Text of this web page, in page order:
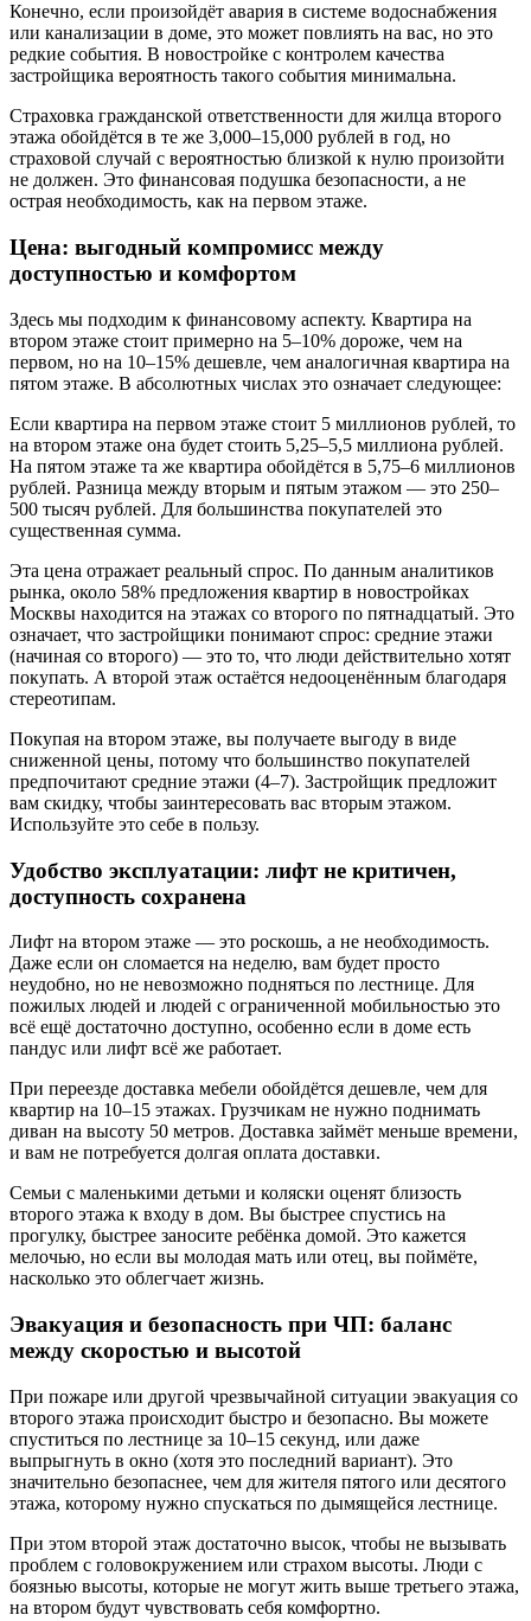
Конечно, если произойдёт авария в системе водоснабжения
или канализации в доме, это может повлиять на вас, но это
редкие события. В новостройке с контролем качества
застройщика вероятность такого события минимальна.
Страховка гражданской ответственности для жилца второго
этажа обойдётся в те же 3,000–15,000 рублей в год, но
страховой случай с вероятностью близкой к нулю произойти
не должен. Это финансовая подушка безопасности, а не
острая необходимость, как на первом этаже.
Цена: выгодный компромисс между
доступностью и комфортом
Здесь мы подходим к финансовому аспекту. Квартира на
втором этаже стоит примерно на 5–10% дороже, чем на
первом, но на 10–15% дешевле, чем аналогичная квартира на
пятом этаже. В абсолютных числах это означает следующее:
Если квартира на первом этаже стоит 5 миллионов рублей, то
на втором этаже она будет стоить 5,25–5,5 миллиона рублей.
На пятом этаже та же квартира обойдётся в 5,75–6 миллионов
рублей. Разница между вторым и пятым этажом — это 250–
500 тысяч рублей. Для большинства покупателей это
существенная сумма.
Эта цена отражает реальный спрос. По данным аналитиков
рынка, около 58% предложения квартир в новостройках
Москвы находится на этажах со второго по пятнадцатый. Это
означает, что застройщики понимают спрос: средние этажи
(начиная со второго) — это то, что люди действительно хотят
покупать. А второй этаж остаётся недооценённым благодаря
стереотипам.
Покупая на втором этаже, вы получаете выгоду в виде
сниженной цены, потому что большинство покупателей
предпочитают средние этажи (4–7). Застройщик предложит
вам скидку, чтобы заинтересовать вас вторым этажом.
Используйте это себе в пользу.
Удобство эксплуатации: лифт не критичен,
доступность сохранена
Лифт на втором этаже — это роскошь, а не необходимость.
Даже если он сломается на неделю, вам будет просто
неудобно, но не невозможно подняться по лестнице. Для
пожилых людей и людей с ограниченной мобильностью это
всё ещё достаточно доступно, особенно если в доме есть
пандус или лифт всё же работает.
При переезде доставка мебели обойдётся дешевле, чем для
квартир на 10–15 этажах. Грузчикам не нужно поднимать
диван на высоту 50 метров. Доставка займёт меньше времени,
и вам не потребуется долгая оплата доставки.
Семьи с маленькими детьми и коляски оценят близость
второго этажа к входу в дом. Вы быстрее спустись на
прогулку, быстрее заносите ребёнка домой. Это кажется
мелочью, но если вы молодая мать или отец, вы поймёте,
насколько это облегчает жизнь.
Эвакуация и безопасность при ЧП: баланс
между скоростью и высотой
При пожаре или другой чрезвычайной ситуации эвакуация со
второго этажа происходит быстро и безопасно. Вы можете
спуститься по лестнице за 10–15 секунд, или даже
выпрыгнуть в окно (хотя это последний вариант). Это
значительно безопаснее, чем для жителя пятого или десятого
этажа, которому нужно спускаться по дымящейся лестнице.
При этом второй этаж достаточно высок, чтобы не вызывать
проблем с головокружением или страхом высоты. Люди с
боязнью высоты, которые не могут жить выше третьего этажа,
на втором будут чувствовать себя комфортно.